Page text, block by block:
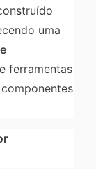
uma
ferramentas